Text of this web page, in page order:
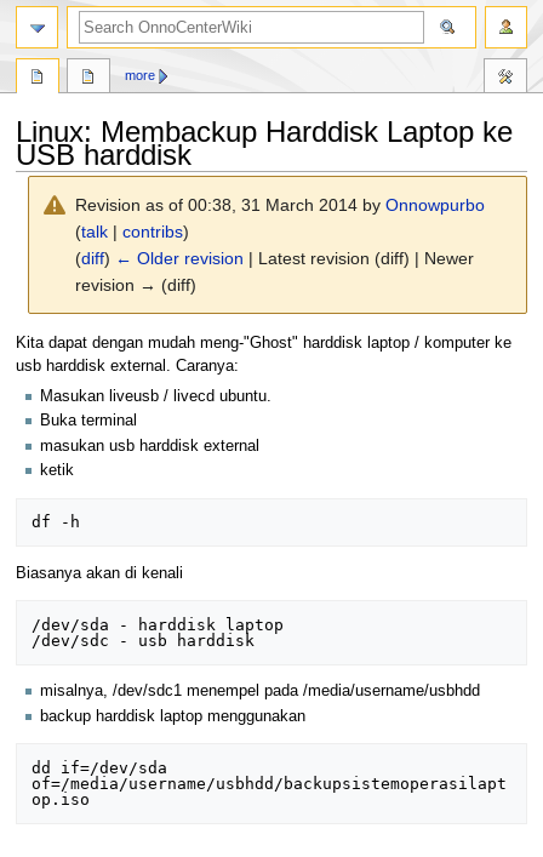
Linux: Membackup Harddisk Laptop ke
USB harddisk
Revision as of 00:38, 31 March 2014 byOnnowpurbo
(talk |contribs)
(diff) ← Older revision | Latest revision (diff) | Newer
revision → (diff)
Jump
to
navigation
Jump
to
search
Kita dapat dengan mudah meng-"Ghost" harddisk laptop / komputer ke
usb harddisk external. Caranya:
Masukan liveusb / livecd ubuntu.
Buka terminal
masukan usb harddisk external
ketik
Biasanya akan di kenali
/dev/sda - harddisk laptop
misalnya, /dev/sdc1 menempel pada /media/username/usbhdd
backup harddisk laptop menggunakan
dd if=/dev/sda
of=/media/username/usbhdd/backupsistemoperasilapt
more
search